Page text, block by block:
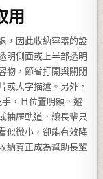
用
，因此收納容器的設
明側面或上半部透明
物，節省打開與關閉
或大字描述。另外，
，且位置明顯，避
抽屜軌道，讓長輩只
似微小，卻能有效降
納真正成為幫助長輩